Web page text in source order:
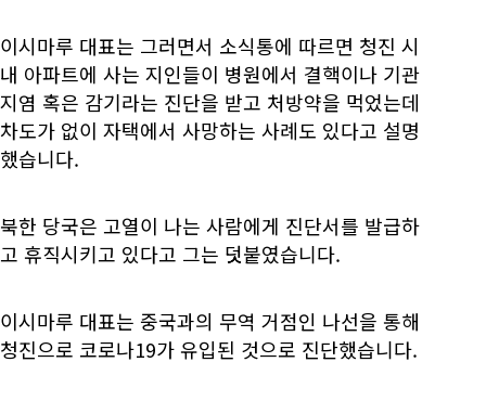
이시마루 대표는 그러면서 소식통에 따르면 청진 시
내 아파트에 사는 지인들이 병원에서 결핵이나 기관
지염 혹은 감기라는 진단을 받고 처방약을 먹었는데
차도가 없이 자택에서 사망하는 사례도 있다고 설명
했습니다.
북한 당국은 고열이 나는 사람에게 진단서를 발급하
고 휴직시키고 있다고 그는 덧붙였습니다.
이시마루 대표는 중국과의 무역 거점인 나선을 통해
청진으로 코로나19가 유입된 것으로 진단했습니다.